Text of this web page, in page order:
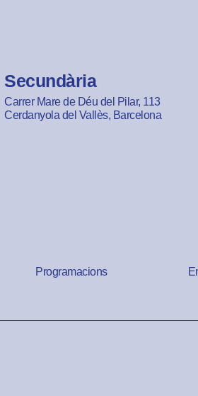
Secundària
Carrer Mare de Déu del Pilar, 113
Cerdanyola del Vallès, Barcelona
Programacions